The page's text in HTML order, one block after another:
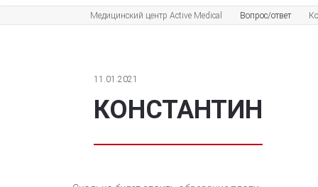
Медицинский центр Active Medical Вопрос/ответ
11.01.2021
КОНСТАНТИН